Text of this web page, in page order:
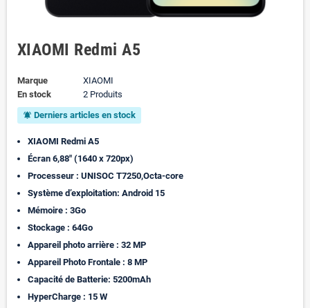
XIAOMI Redmi A5
Marque
XIAOMI
En stock
2 Produits
notifications_active Derniers articles en stock
XIAOMI Redmi A5
Écran 6,88" (1640 x 720px)
Processeur : UNISOC T7250,Octa-core
Système d’exploitation: Android 15
Mémoire : 3Go
Stockage : 64Go
Appareil photo arrière : 32 MP
Appareil Photo Frontale : 8 MP
Capacité de Batterie: 5200mAh
HyperCharge : 15 W